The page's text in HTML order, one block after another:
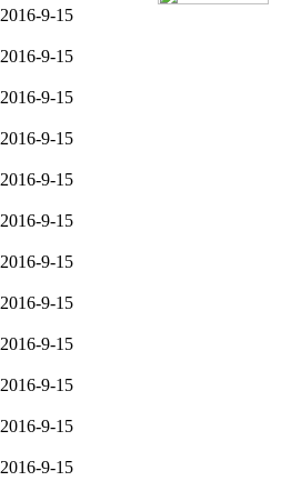
2016-9-15
2016-9-15
2016-9-15
2016-9-15
2016-9-15
2016-9-15
2016-9-15
2016-9-15
2016-9-15
2016-9-15
2016-9-15
2016-9-15